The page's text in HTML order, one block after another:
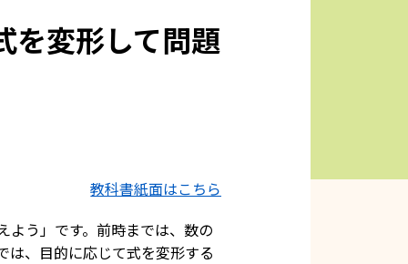
を変形して問題
教科書紙面はこちら
よう」です。前時までは、数の
は、目的に応じて式を変形する